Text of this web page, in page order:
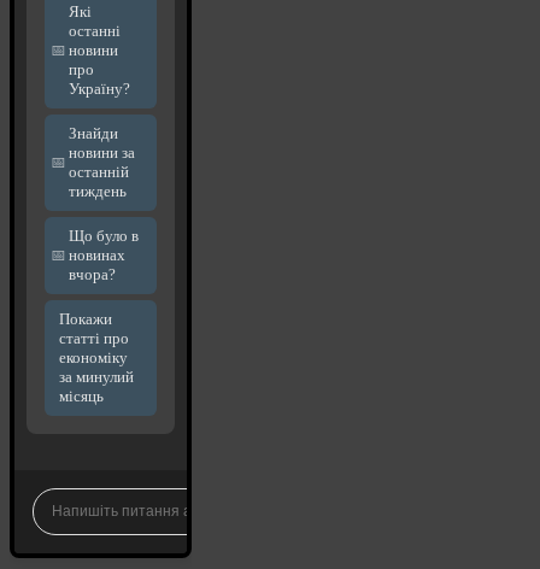
Які
останні
новини
про
Україну?
Знайди
новини за
останній
тиждень
Що було в
новинах
вчора?
Покажи
статті про
економіку
за минулий
місяць